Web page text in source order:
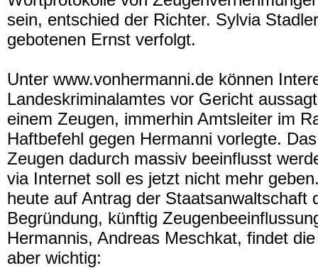
sein, entschied der Richter. Sylvia
gebotenen Ernst verfolgt.
Unter www.vonhermanni.de können
Landeskriminalamtes vor Gericht
einem Zeugen, immerhin Amtsleiter im
Haftbefehl gegen Hermanni vorlegte.
Zeugen dadurch massiv beeinflusst
via Internet soll es jetzt nicht mehr
heute auf Antrag der Staatsanwaltschaft
Begründung, künftig
Hermannis, Andreas Meschkat, findet
aber wichtig: